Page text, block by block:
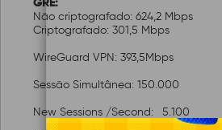
Não criptografado: 624,2 Mbps
Criptografado: 301,5 Mbps
WireGuard VPN: 393,5Mbps
Sessão Simultânea: 150.000
New Sessions /Second:
5.100